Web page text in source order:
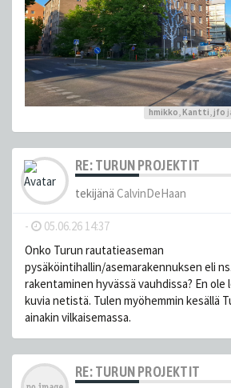
hmikko, Kantti, jfo
RE: TURUN PROJEKTIT
tekijänä CalvinDeHaan
- 05.06.26 14:37
Onko Turun rautatieaseman
pysäköintihallin/asemarakennuksen eli
rakentaminen hyvässä vauhdissa? En
kuvia netistä. Tulen myöhemmin kesällä
ainakin vilkaisemassa.
RE: TURUN PROJEKTIT